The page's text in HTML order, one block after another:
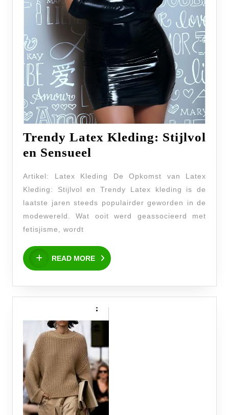
Trendy Latex Kleding: Stijlvol
en Sensueel
Kleding:
Stijlvol
en
Artikel: Latex Kleding De Opkomst van Latex
Kleding: Stijlvol en Trendy Latex kleding is de
laatste jaren steeds populairder geworden in de
modewereld. Wat ooit werd geassocieerd met
fetisjisme, wordt
READ MORE
READ
MORE